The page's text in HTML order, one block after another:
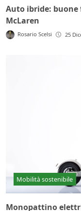
Auto ibride: buone
McLaren
Rosario Scelsi 25
Mobilità sostenibile
Monopattino